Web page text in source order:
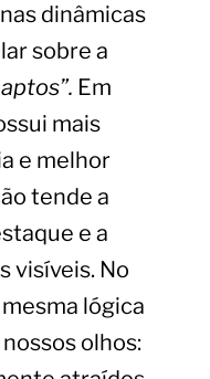
dinâmicas
sobre a
Em
mais
e melhor
tende a
e a
visíveis. No
lógica
olhos: